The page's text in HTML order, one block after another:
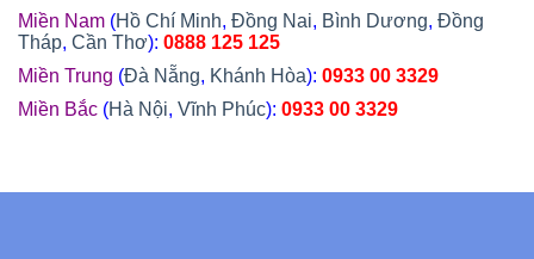
Miền Nam (Hồ Chí Minh, Đồng Nai, Bình Dương, Đồng
Tháp, Cần Thơ): 0888 125 125
Miền Trung (Đà Nẵng, Khánh Hòa): 0933 00 3329
Miền Bắc (Hà Nội, Vĩnh Phúc): 0933 00 3329